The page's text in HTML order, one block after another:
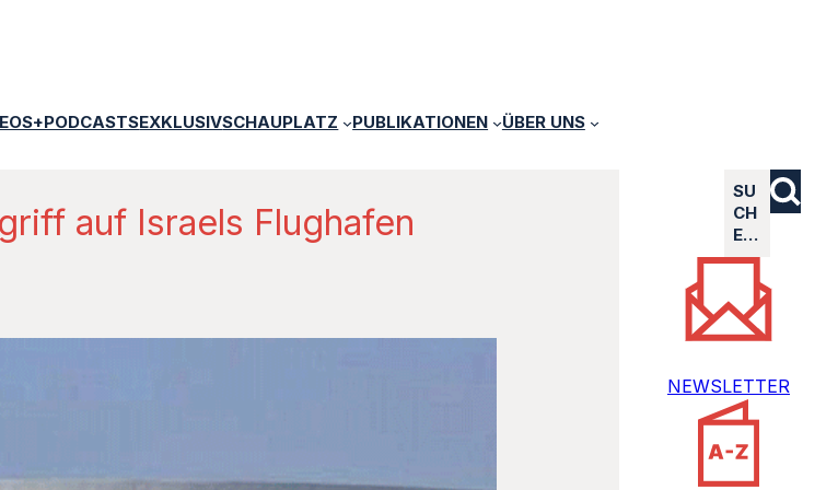
EXKLUSIVSCHAUPLATZ PUBLIKATIONEN ÜBER UNS
auf Israels Flughafen
SU
CH
E…
NEWSLETTER